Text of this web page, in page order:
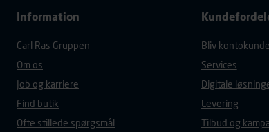
Information
Carl Ras Gruppen
Om os
Job og karriere
Find butik
Ofte stillede spørgsmål
Bliv kontokunde
Services
Digitale
Levering
Tilbud og